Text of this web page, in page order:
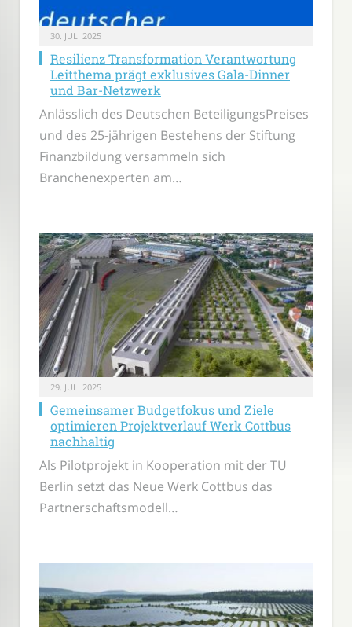
30. JULI 2025
Resilienz Transformation Verantwortung
Leitthema prägt exklusives Gala-Dinner
und Bar-Netzwerk
Anlässlich des Deutschen BeteiligungsPreises
und des 25-jährigen Bestehens der Stiftung
Finanzbildung versammeln sich
Branchenexperten am…
29. JULI 2025
Gemeinsamer Budgetfokus und Ziele
optimieren Projektverlauf Werk Cottbus
nachhaltig
Als Pilotprojekt in Kooperation mit der TU
Berlin setzt das Neue Werk Cottbus das
Partnerschaftsmodell…